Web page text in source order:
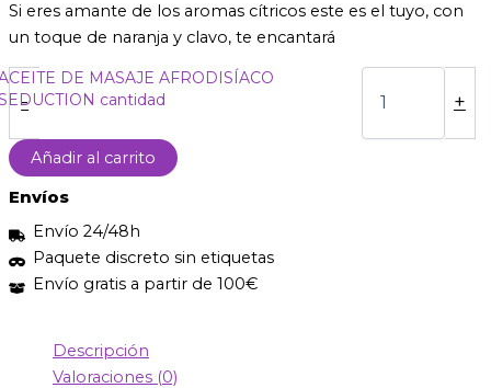
Si eres amante de los aromas cítricos este es el tuyo, con
un toque de naranja y clavo, te encantará
-
DE MASAJE AFRODISÍACO
cantidad
+
Añadir al carrito
Envíos
Envío 24/48h
Paquete discreto sin etiquetas
Envío gratis a partir de 100€
Descripción
Valoraciones (0)